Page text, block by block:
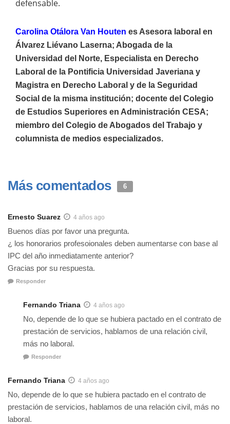
defensable.
Carolina Otálora Van Houten es Asesora laboral en
Álvarez Liévano Laserna; Abogada de la
Universidad del Norte, Especialista en Derecho
Laboral de la Pontificia Universidad Javeriana y
Magistra en Derecho Laboral y de la Seguridad
Social de la misma institución; docente del Colegio
de Estudios Superiores en Administración CESA;
miembro del Colegio de Abogados del Trabajo y
columnista de medios especializados.
Más comentados 6
Ernesto Suarez 4 años ago
Buenos días por favor una pregunta.
¿ los honorarios profesoionales deben aumentarse con base al
IPC del año inmediatamente anterior?
Gracias por su respuesta.
Responder
Fernando Triana 4 años ago
No, depende de lo que se hubiera pactado en el contrato de
prestación de servicios, hablamos de una relación civil,
más no laboral.
Responder
Fernando Triana 4 años ago
No, depende de lo que se hubiera pactado en el contrato de
prestación de servicios, hablamos de una relación civil, más no
laboral.